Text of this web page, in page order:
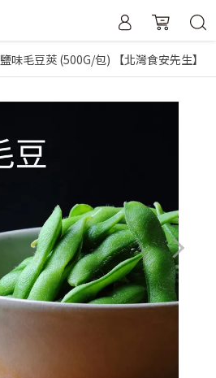
鹽味毛豆莢 (500G/包) 【北灣食安先生】